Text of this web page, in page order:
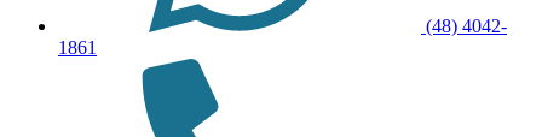
(48) 4042-
1861